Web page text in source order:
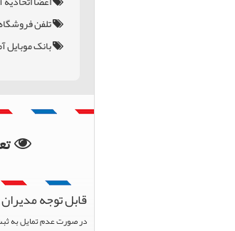
تلفن
بانک
بانک
بانک
قابل توجه
در صورت عدم تمایل به